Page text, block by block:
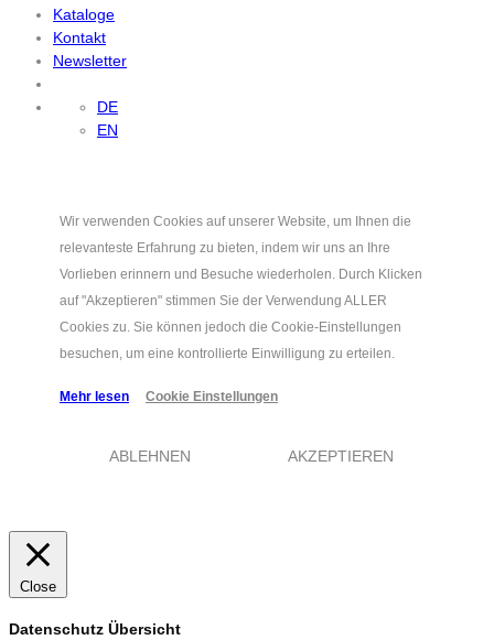
Kataloge
Kontakt
Newsletter
DE
EN
Wir verwenden Cookies auf unserer Website, um Ihnen die
relevanteste Erfahrung zu bieten, indem wir uns an Ihre
Vorlieben erinnern und Besuche wiederholen. Durch Klicken
auf "Akzeptieren" stimmen Sie der Verwendung ALLER
Cookies zu. Sie können jedoch die Cookie-Einstellungen
besuchen, um eine kontrollierte Einwilligung zu erteilen.
Mehr lesen Cookie Einstellungen
ABLEHNEN AKZEPTIEREN
Close
Datenschutz Übersicht